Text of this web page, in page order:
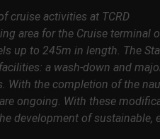
cruise activities at TCRD
area for the Cruise terminal
up to 245m in length. The
a wash-down and
With the completion of the
ongoing. With these
development of sustainable,